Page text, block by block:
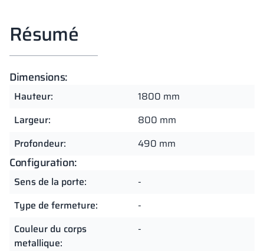
Résumé
Dimensions:
Hauteur:
1800 mm
Largeur:
800 mm
Profondeur:
490 mm
Configuration:
Sens de la porte:
-
Type de fermeture:
-
Couleur du corps
metallique:
-